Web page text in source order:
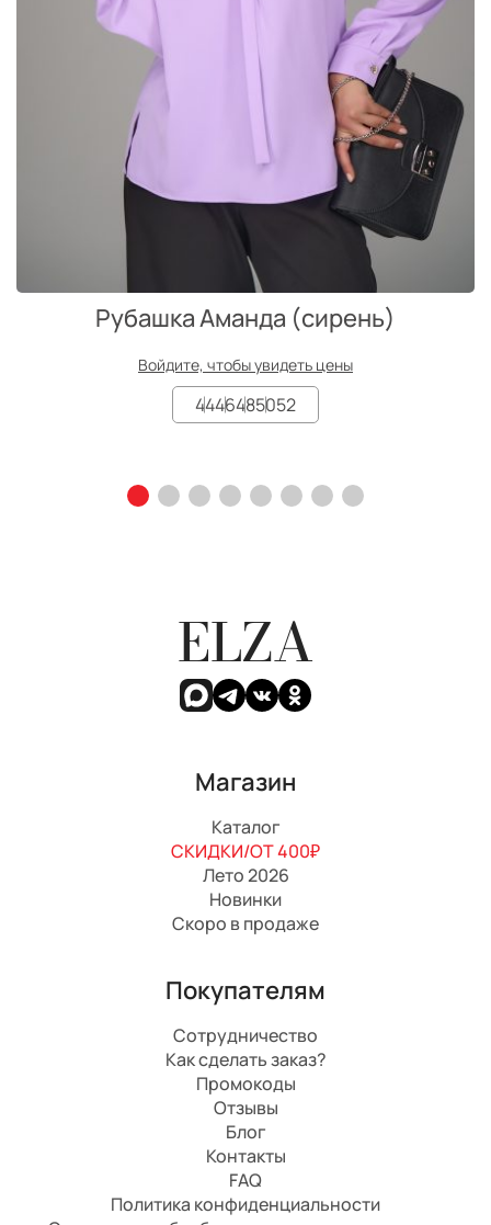
Рубашка Аманда (сирень)
Войдите, чтобы увидеть цены
4446485052
ELZA
Магазин
Каталог
СКИДКИ/ОТ 400₽
Лето 2026
Новинки
Скоро в продаже
Покупателям
Сотрудничество
Как сделать заказ?
Промокоды
Отзывы
Блог
Контакты
FAQ
Политика конфиденциальности